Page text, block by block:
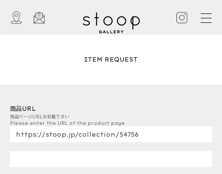
ITEM REQUEST
商品URL
商品ページURLを記載下さい
Please enter the URL of the product page